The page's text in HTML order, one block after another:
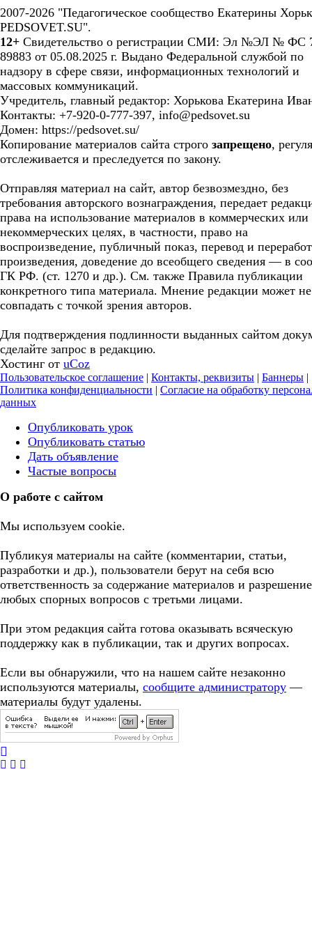
2007-2026 "Педагогическое сообщество Екатерины
PEDSOVET.SU".
12+ Свидетельство о регистрации СМИ: Эл №ЭЛ № ФС
89883 от 05.08.2025 г. Выдано Федеральной службой по
надзору в сфере связи, информационных технологий и
массовых коммуникаций.
Учредитель, главный редактор: Хорькова Екатерина
Контакты: +7-920-0-777-397, info@pedsovet.su
Домен: https://pedsovet.su/
Копирование материалов сайта строго запрещено,
отслеживается и преследуется по закону.
Отправляя материал на сайт, автор безвозмездно, без
требования авторского вознаграждения, передает
права на использование материалов в коммерческих или
некоммерческих целях, в частности, право на
воспроизведение, публичный показ, перевод и
произведения, доведение до всеобщего сведения — в
ГК РФ. (ст. 1270 и др.). См. также Правила публикации
конкретного типа материала. Мнение редакции может не
совпадать с точкой зрения авторов.
Для подтверждения подлинности выданных сайтом
сделайте запрос в редакцию.
Хостинг от uCoz
Пользовательское соглашение | Контакты, реквизиты | Баннеры |
Политика конфиденциальности | Согласие на обработку
данных
Опубликовать урок
Опубликовать статью
Дать объявление
Частые вопросы
О работе с сайтом
Мы используем cookie.
Публикуя материалы на сайте (комментарии, статьи,
разработки и др.), пользователи берут на себя всю
ответственность за содержание материалов и разрешение
любых спорных вопросов с третьми лицами.
При этом редакция сайта готова оказывать всяческую
поддержку как в публикации, так и других вопросах.
Если вы обнаружили, что на нашем сайте незаконно
используются материалы, сообщите администратору —
материалы будут удалены.